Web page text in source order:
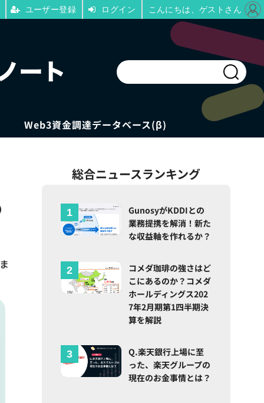
Web3資金調達データベース(β)
総合ニュースランキング
GunosyがKDDIとの
業務提携を解消！新た
な収益軸を作れるか？
コメダ珈琲の強さはど
こにあるのか？コメダ
ホールディングス202
7年2月期第1四半期決
算を解説
Q.楽天銀行上場に至
った、楽天グループの
現在のお金事情とは？
ユーザー登録 ログイン こんにちは、ゲストさん